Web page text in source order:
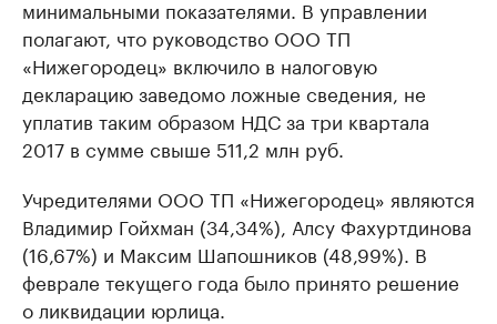
минимальными показателями. В управлении
полагают, что руководство ООО ТП
«Нижегородец» включило в налоговую
декларацию заведомо ложные сведения, не
уплатив таким образом НДС за три квартала
2017 в сумме свыше 511,2 млн руб.
Учредителями ООО ТП «​Нижегородец» являются
Владимир Гойхман (34,34%), Алсу Фахуртдинова
(16,67%) и Максим Шапошников (48,99%). В
феврале текущего года было принято решение
о ликвидации юрлица.